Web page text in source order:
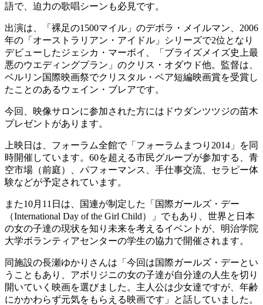
語で、迫力の歌唱シーンも必見です。
出演は、「裸足の1500マイル」のデボラ・メイルマン、2006
年の「オーストラリアン・アイドル」シリーズで2位となり
デビューしたジェシカ・マーボイ、「ブライズメイズ史上最
悪のウエディングプラン」のクリス・オダウド他。監督は、
ベルリン国際映画祭でクリスタル・ベア短編映画賞を受賞し
たことのあるウェイン・ブレアです。
今回、映像サロンに参加された方にはドウダンツツジの苗木
プレゼントがあります。
上映日は、フォーラム全館で「フォーラムまつり2014」を同
時開催しています。60を超える市民グループが参加する、青
空市場（前庭）、パフォーマンス、手仕事交流、セラピー体
験などが予定されています。
また10月11日は、国連が制定した「国際ガールズ・デー
（International Day of the Girl Child）」でもあり、世界と日本
の女の子達の現状を知り未来を考えるイベントが、明治学院
大学ボランティアセンターの学生の協力で開催されます。
同施設の長瀬ゆかりさんは「今回は国際ガールズ・デーとい
うこともあり、アボリジニの女の子達が自分達の人生を切り
開いていく映画を選びました。主人公は少女達ですが、年齢
にかかわらず元気をもらえる映画です」と話していました。